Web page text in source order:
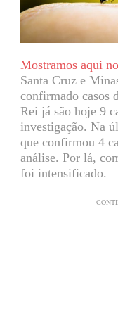
Mostramos aqui
Santa Cruz e
confirmado casos
Rei já são hoje 9
investigação. Na
que confirmou 4
análise. Por lá,
foi intensificado.